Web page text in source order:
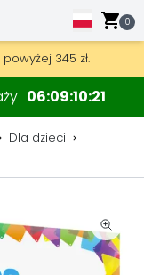
0
345 zł.
i dekoracje.
akcesoria.
06091020
Dla dzieci